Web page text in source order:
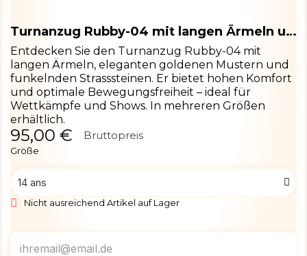
Turnanzug Rubby-04 mit langen Ärmeln und Strass
Entdecken Sie den Turnanzug Rubby-04 mit
langen Ärmeln, eleganten goldenen Mustern und
funkelnden Strasssteinen. Er bietet hohen Komfort
und optimale Bewegungsfreiheit – ideal für
Wettkämpfe und Shows. In mehreren Größen
erhältlich.
95,00 € Bruttopreis
Größe
Nicht ausreichend Artikel auf Lager